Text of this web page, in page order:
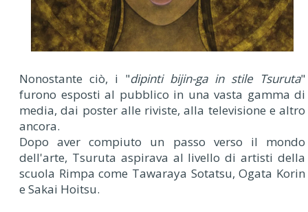
Nonostante ciò, i "dipinti bijin-ga in stile Tsuruta"
furono esposti al pubblico in una vasta gamma di
media, dai poster alle riviste, alla televisione e altro
ancora.
Dopo aver compiuto un passo verso il mondo
dell'arte, Tsuruta aspirava al livello di artisti della
scuola Rimpa come Tawaraya Sotatsu, Ogata Korin
e Sakai Hoitsu.